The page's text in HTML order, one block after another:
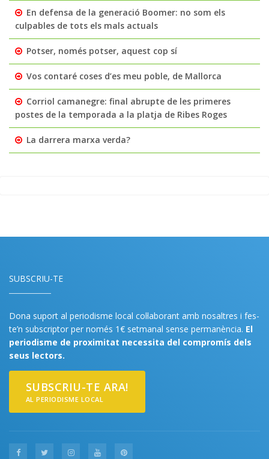
En defensa de la generació Boomer: no som els
culpables de tots els mals actuals
Potser, només potser, aquest cop sí
Vos contaré coses d’es meu poble, de Mallorca
Corriol camanegre: final abrupte de les primeres
postes de la temporada a la platja de Ribes Roges
La darrera marxa verda?
SUBSCRIU-TE
Dona suport al periodisme local col·laborant amb nosaltres i fes-
te’n subscriptor per només 1€ setmanal sense permanència. El
periodisme de proximitat necessita del compromís dels
seus lectors.
SUBSCRIU-TE ARA!
AL PERIODISME LOCAL